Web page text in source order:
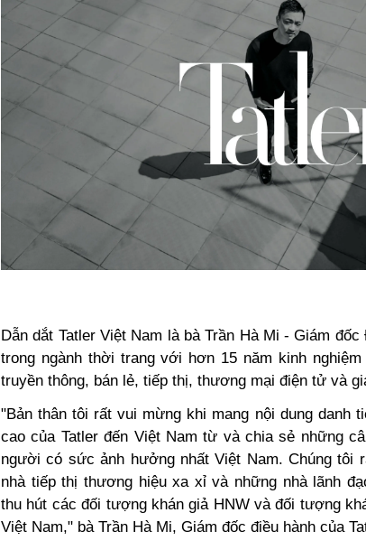
Dẫn dắt Tatler Việt Nam là bà Trần Hà Mi - Giám
trong ngành thời trang với hơn 15 năm kinh
truyền thông, bán lẻ, tiếp thị, thương mại điện tử và
"Bản thân tôi rất vui mừng khi mang nội dung danh
cao của Tatler đến Việt Nam từ và chia sẻ những
người có sức ảnh hưởng nhất Việt Nam. Chúng tôi
nhà tiếp thị thương hiệu xa xỉ và những nhà lãnh
thu hút các đối tượng khán giả HNW và đối tượng
Việt Nam," bà Trần Hà Mi, Giám đốc điều hành của